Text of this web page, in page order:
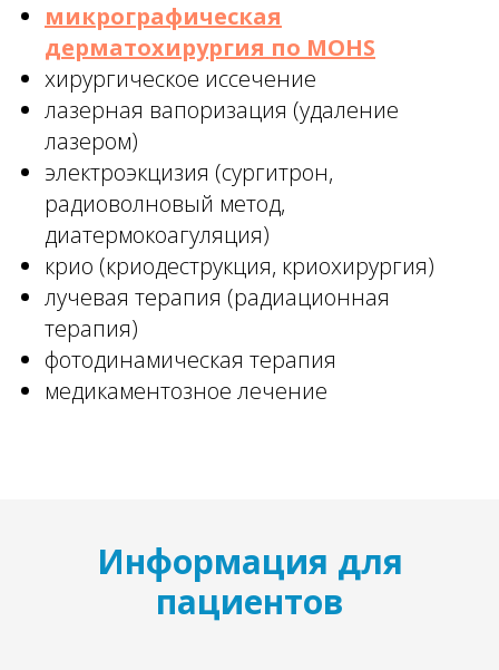
микрографическая
дерматохирургия по MOHS
хирургическое иссечение
лазерная вапоризация (удаление
лазером)
электроэкцизия (сургитрон,
радиоволновый метод,
диатермокоагуляция)
крио (криодеструкция, криохирургия)
лучевая терапия (радиационная
терапия)
фотодинамическая терапия
медикаментозное лечение
Информация для
пациентов